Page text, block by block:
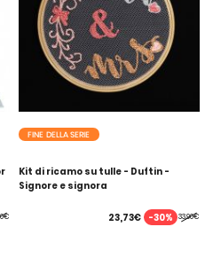
FINE DELLA SERIE
Kit di ricamo su tulle - Duftin -
Signore e signora
33,90€
23,73€ -30%